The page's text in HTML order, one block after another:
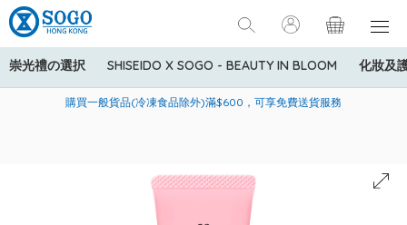
崇光禮の選択 SHISEIDO X SOGO - BEAUTY IN BLOOM 化妝及
美國運通Explorer®信用卡會員購物禮遇：高達5%簽賬回贈！
購買一般貨品(冷凍食品除外)滿$600，可享免費送貨服務
寄送中國內地服務只適用於指定商品，若訂單金額少於HK$600(折